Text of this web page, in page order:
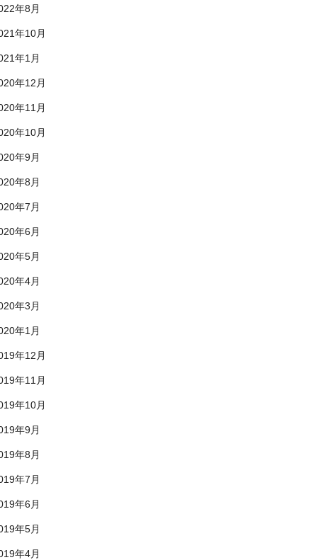
年8月
年10月
年1月
年12月
年11月
年10月
年9月
年8月
年7月
年6月
年5月
年4月
年3月
年1月
年12月
年11月
年10月
年9月
年8月
年7月
年6月
年5月
年4月